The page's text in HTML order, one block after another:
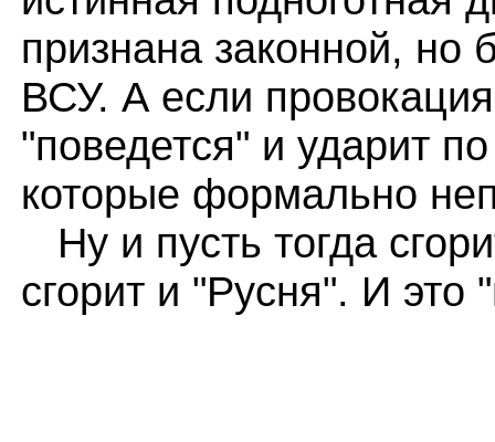
признана законной, но
ВСУ. А если
"поведется" и ударит
которые формально
Ну и пусть тогда
сгорит и "Русня". И это